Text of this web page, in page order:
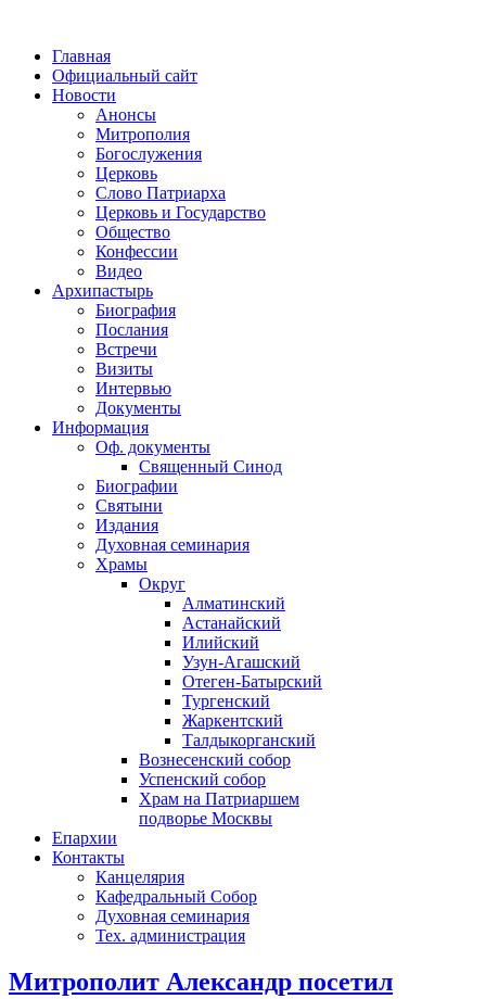
Главная
Официальный сайт
Новости
Анонсы
Митрополия
Богослужения
Церковь
Слово Патриарха
Церковь и Государство
Общество
Конфессии
Видео
Архипастырь
Биография
Послания
Встречи
Визиты
Интервью
Документы
Информация
Оф. документы
Священный Синод
Биографии
Святыни
Издания
Духовная семинария
Храмы
Округ
Алматинский
Астанайский
Илийский
Узун-Агашский
Отеген-Батырский
Тургенский
Жаркентский
Талдыкорганский
Вознесенский собор
Успенский собор
Храм на Патриаршем
подворье Москвы
Епархии
Контакты
Канцелярия
Кафедральный Собор
Духовная семинария
Тех. администрация
Митрополит Александр посетил